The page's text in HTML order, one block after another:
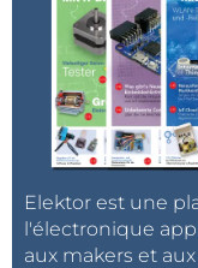
Elektor est une
l'électronique
aux makers et